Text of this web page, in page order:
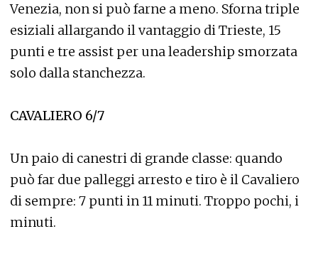
Venezia, non si può farne a meno. Sforna triple
esiziali allargando il vantaggio di Trieste, 15
punti e tre assist per una leadership smorzata
solo dalla stanchezza.
CAVALIERO 6/7
Un paio di canestri di grande classe: quando
può far due palleggi arresto e tiro è il Cavaliero
di sempre: 7 punti in 11 minuti. Troppo pochi, i
minuti.